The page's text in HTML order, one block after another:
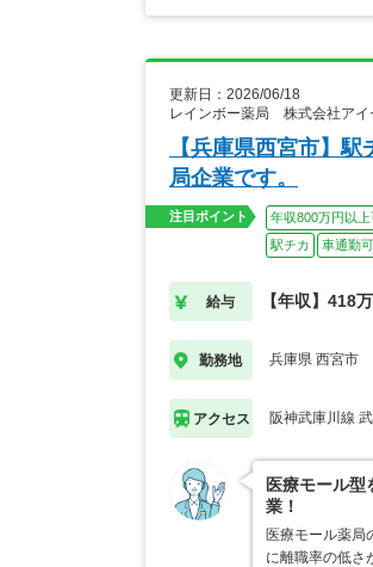
更新日：2026/06/18
レインボー薬局 株式会社アイ
【兵庫県西宮市】
局企業です。
注目ポイント 年収800万円以上
駅チカ
車通勤可
給与 【年収】418
勤務地 兵庫県 西宮市
アクセス 阪神武庫川線
医療モール
業！
医療モール薬局
に離職率の低さ